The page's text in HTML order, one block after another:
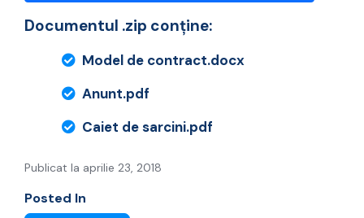
Documentul .zip conține:
Model de contract.docx
Anunt.pdf
Caiet de sarcini.pdf
Publicat la aprilie 23, 2018
Posted In